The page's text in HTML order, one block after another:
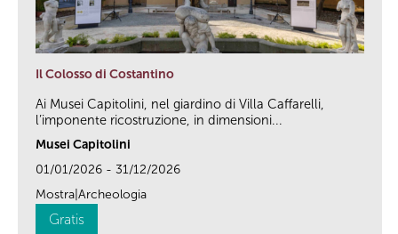
Il Colosso di Costantino
Ai Musei Capitolini, nel giardino di Villa Caffarelli,
l’imponente ricostruzione, in dimensioni...
Musei Capitolini
01/01/2026 - 31/12/2026
Mostra|Archeologia
Gratis